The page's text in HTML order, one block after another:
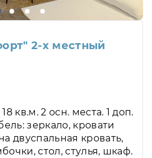
2-х местный
кв.м. 2 осн. места. 1 доп.
зеркало, кровати
двуспальная кровать,
стол, стулья, шкаф.